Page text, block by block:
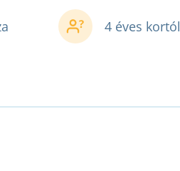
4 éves kortól